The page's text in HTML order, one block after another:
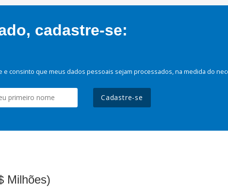
cadastre-se:
e consinto que meus dados pessoais sejam processados, na medida do
Cadastre-se
Milhões)